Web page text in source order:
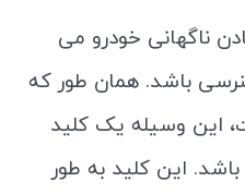
ناگهانی خودرو می
باشد. همان طور که
این وسیله یک کلید
این کلید به طور